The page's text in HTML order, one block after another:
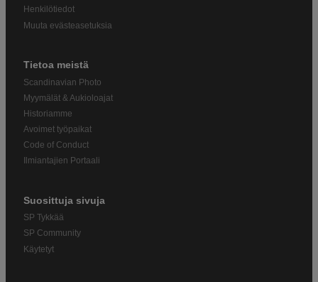
Henkilötiedot
Muuta evästeasetuksia
Tietoa meistä
Scandinavian Photo
Myymälät & Aukioloajat
Historiamme
Avoimet työpaikat
Code of Conduct
Ilmiantajien Portaali
Suosittuja sivuja
SP Tykkää
SP Community
Käytetyt